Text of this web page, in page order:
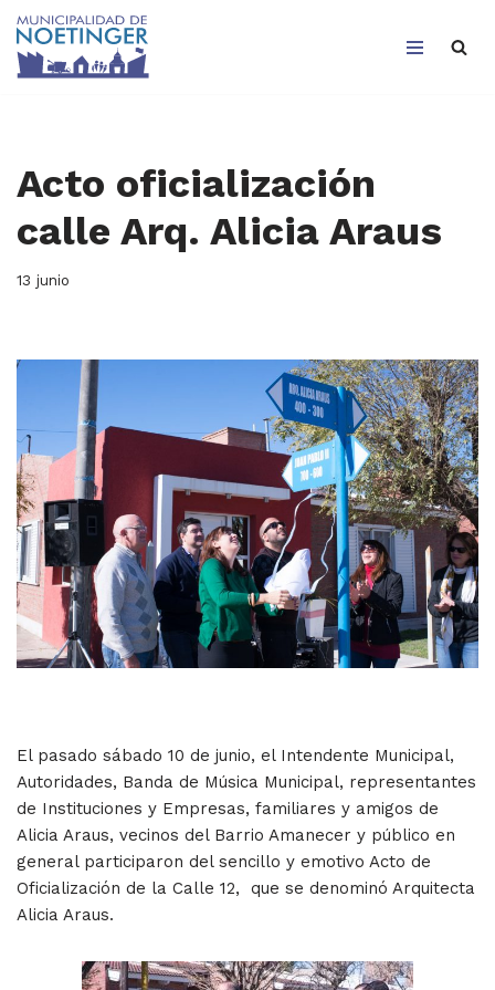
Saltar
Acto oficialización
calle Arq. Alicia Araus
13 junio
El pasado sábado 10 de junio, el Intendente Municipal,
Autoridades, Banda de Música Municipal, representantes
de Instituciones y Empresas, familiares y amigos de
Alicia Araus, vecinos del Barrio Amanecer y público en
general participaron del sencillo y emotivo Acto de
Oficialización de la Calle 12, que se denominó Arquitecta
Alicia Araus.